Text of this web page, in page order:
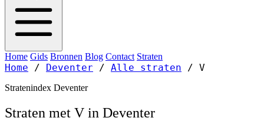
Home Gids Bronnen Blog Contact Straten
Home / Deventer / Alle straten / V
Stratenindex Deventer
Straten met V in Deventer